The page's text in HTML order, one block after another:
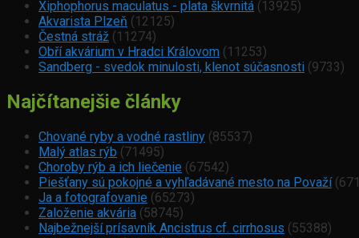
Xiphophorus maculatus - plata škvrnitá (13925)
Akvarista Plzeň (12125)
Čestná stráž (11274)
Obří akvárium v Hradci Královom (11253)
Sandberg - svedok minulosti, klenot súčasnosti (9733)
Najčítanejšie články
Chované ryby a vodné rastliny (85537)
Malý atlas rýb (71495)
Choroby rýb a ich liečenie (67542)
Piešťany sú pokojné a vyhľadávané mesto na Považí
Ja a fotografovanie (65273)
Založenie akvária (58745)
Najbežnejší prísavník Ancistrus cf. cirrhosus (55388)